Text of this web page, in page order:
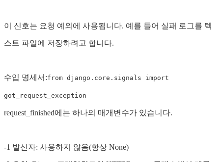
이 신호는 요청 예외에 사용됩니다. 예를 들어 실패 로그를 텍
스트 파일에 저장하려고 합니다.
수입 명세서:from django.core.signals import
got_request_exception
request_finished에는 하나의 매개변수가 있습니다.
-1 발신자: 사용하지 않음(항상 None)